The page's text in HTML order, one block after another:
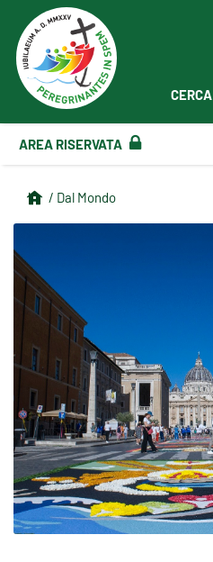
CERCA
AREA RISERVATA
/ Dal Mondo